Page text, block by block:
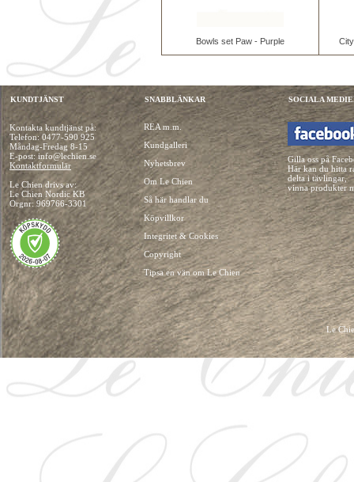
Bowls set Paw - Purple
KUNDTJÄNST
Kontakta kundtjänst på:
Telefon:0477-590 925
Måndag-Fredag 8-15
E-post: info@lechien.se
Kontaktformulär
Le Chien drivs av:
Le Chien Nordic KB
Orgnr: 969766-3301
SNABBLÄNKAR
REA m.m.
Kundgalleri
Nyhetsbrev
Om Le Chien
Så här handlar du
Köpvillkor
Integritet & Cookies
Copyright
Tipsa en vän om Le Chien
SOCIALA
Gilla oss på
Här kan du hitta
delta i tävlingar,
vinna produkter
Le
HUNDKLÄDER, HUNDVÄSKOR, HUNDACCESSOARER, HUND KLÄDER,